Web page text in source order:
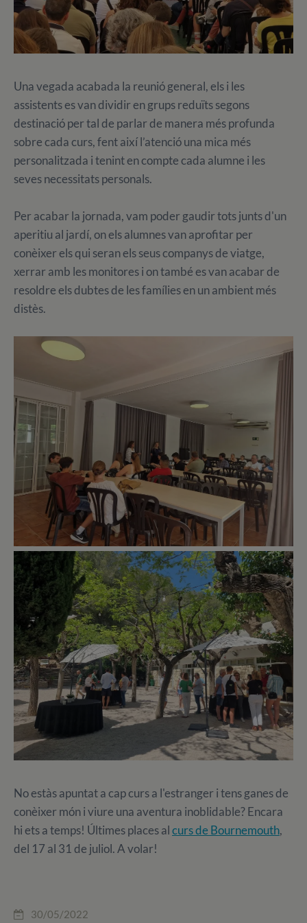
Una vegada acabada la reunió general, els i les
assistents es van dividir en grups reduïts segons
destinació per tal de parlar de manera més profunda
sobre cada curs, fent així l’atenció una mica més
personalitzada i tenint en compte cada alumne i les
seves necessitats personals.
Per acabar la jornada, vam poder gaudir tots junts d'un
aperitiu al jardí, on els alumnes van aprofitar per
conèixer els qui seran els seus companys de viatge,
xerrar amb les monitores i on també es van acabar de
resoldre els dubtes de les famílies en un ambient més
distès.
No estàs apuntat a cap curs a l'estranger i tens ganes de
conèixer món i viure una aventura inoblidable? Encara
hi ets a temps! Últimes places alcurs de Bournemouth,
del 17 al 31 de juliol. A volar!
30/05/2022